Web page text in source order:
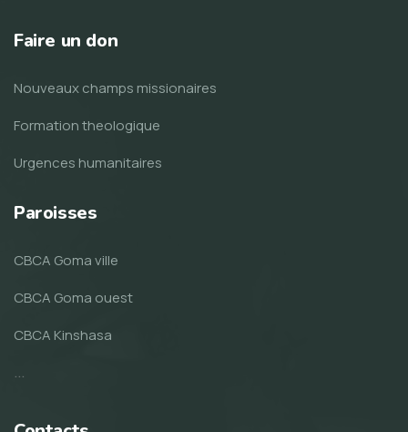
Faire un don
Nouveaux champs missionaires
Formation theologique
Urgences humanitaires
Paroisses
CBCA Goma ville
CBCA Goma ouest
CBCA Kinshasa
...